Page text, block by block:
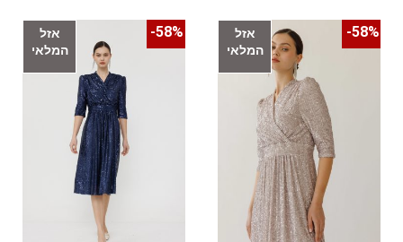
אזל
המלאי
58%-
אזל
המלאי
58%-